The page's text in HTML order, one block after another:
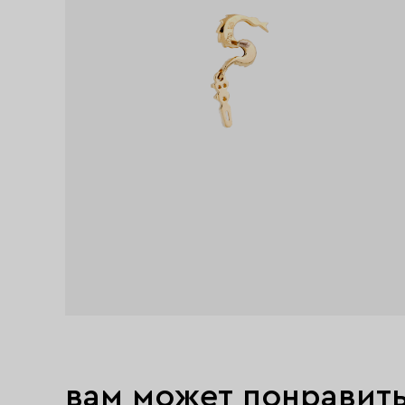
вам может